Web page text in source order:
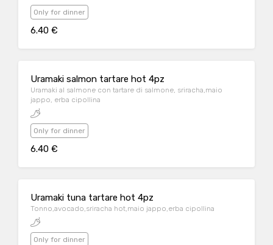
Only for dinner
6.40 €
Uramaki salmon tartare hot 4pz
Uramaki al salmone con tartare di salmone, sriracha,maio
jappo, erba cipollina
Only for dinner
6.40 €
Uramaki tuna tartare hot 4pz
Tonno,avocado,sriracha hot,maio jappo,erba cipollina
Only for dinner